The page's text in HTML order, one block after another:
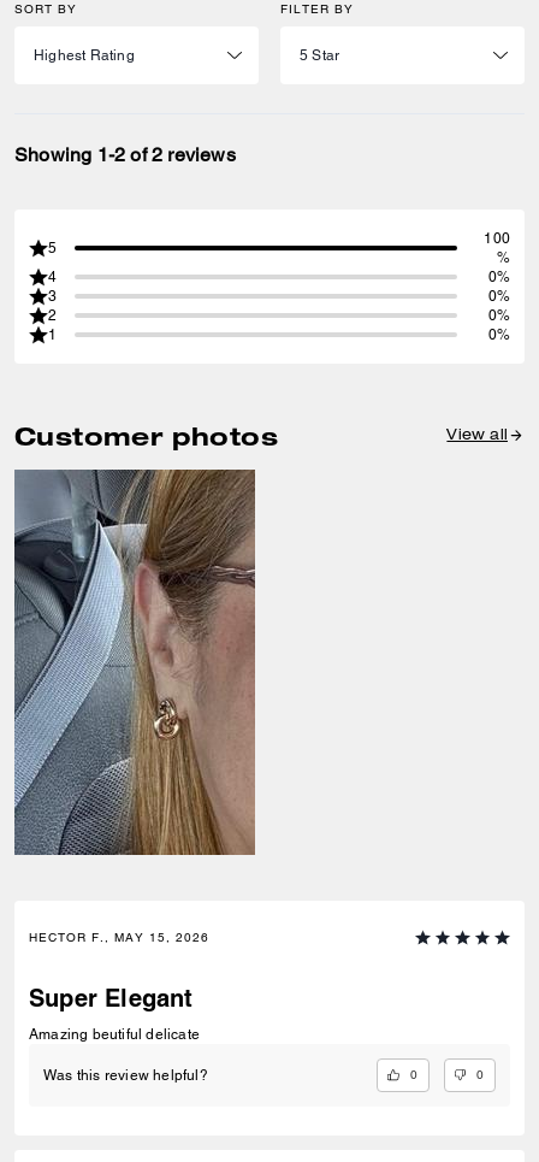
SORT BY FILTER BY
Showing 1-2 of 2 reviews
5
100
%
4
0%
3
0%
2
0%
1
0%
Customer photos View all
HECTOR F., MAY 15, 2026
Super Elegant
Amazing beutiful delicate
Was this review helpful? 0 0